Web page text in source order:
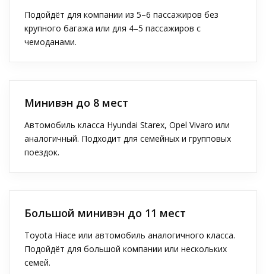
Подойдёт для компании из 5–6 пассажиров без
крупного багажа или для 4–5 пассажиров с
чемоданами.
Минивэн до 8 мест
Автомобиль класса Hyundai Starex, Opel Vivaro или
аналогичный. Подходит для семейных и групповых
поездок.
Большой минивэн до 11 мест
Toyota Hiace или автомобиль аналогичного класса.
Подойдёт для большой компании или нескольких
семей.